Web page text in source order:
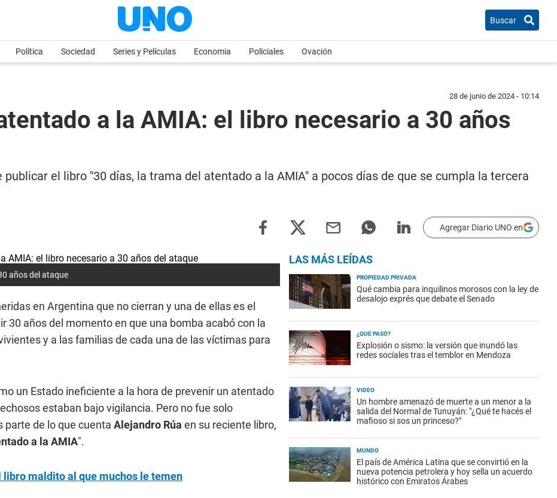
Buscar
Política Sociedad Series y Películas Economia Policiales Ovación
28 de junio de 2024 - 10:14
a la AMIA: el libro necesario a 30 años
el libro "30 días, la trama del atentado a la AMIA" a pocos días de que se cumpla la tercera
Agregar Diario UNO en
años del ataque
en Argentina que no cierran y una de ellas es el
30 años del momento en que una bomba acabó con la
y a las familias de cada una de las víctimas para
un Estado ineficiente a la hora de prevenir un atentado
estaban bajo vigilancia. Pero no fue solo
parte de lo que cuenta Alejandro Rúa en su reciente libro,
a la AMIA".
libro maldito al que muchos le temen
LAS MÁS LEÍDAS
PROPIEDAD PRIVADA
Qué cambia para inquilinos morosos con la ley de
desalojo exprés que debate el Senado
¿QUÉ PASÓ?
Explosión o sismo: la versión que inundó las
redes sociales tras el temblor en Mendoza
VIDEO
Un hombre amenazó de muerte a un menor a la
salida del Normal de Tunuyán: "¿Qué te hacés el
mafioso si sos un princeso?"
MUNDO
El país de América Latina que se convirtió en la
nueva potencia petrolera y hoy sella un acuerdo
histórico con Emiratos Árabes